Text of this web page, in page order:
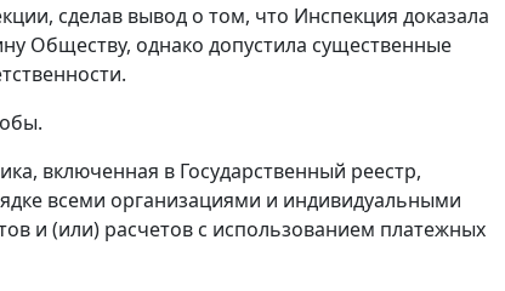
сделав вывод о том, что Инспекция доказала
Обществу, однако допустила существенные
включенная в Государственный реестр,
всеми организациями и индивидуальными
и (или) расчетов с использованием платежных